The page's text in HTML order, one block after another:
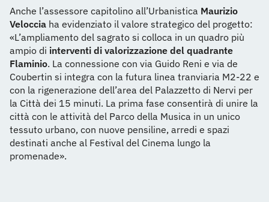
Anche l’assessore capitolino all’Urbanistica Maurizio
Veloccia ha evidenziato il valore strategico del progetto:
«L’ampliamento del sagrato si colloca in un quadro più
ampio di interventi di valorizzazione del quadrante
Flaminio. La connessione con via Guido Reni e via de
Coubertin si integra con la futura linea tranviaria M2-22 e
con la rigenerazione dell’area del Palazzetto di Nervi per
la Città dei 15 minuti. La prima fase consentirà di unire la
città con le attività del Parco della Musica in un unico
tessuto urbano, con nuove pensiline, arredi e spazi
destinati anche al Festival del Cinema lungo la
promenade».